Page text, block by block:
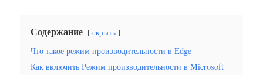
Содержание скрыть
Что такое режим производительности в Edge
Как включить Режим производительности в Microsoft